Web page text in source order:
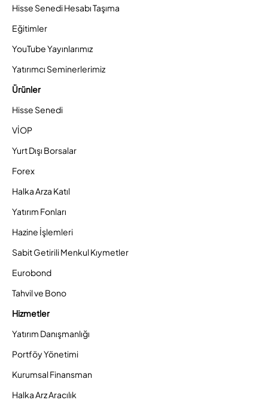
Hisse Senedi Hesabı Taşıma
Eğitimler
YouTube Yayınlarımız
Yatırımcı Seminerlerimiz
Ürünler
Hisse Senedi
VİOP
Yurt Dışı Borsalar
Forex
Halka Arza Katıl
Yatırım Fonları
Hazine İşlemleri
Sabit Getirili Menkul Kıymetler
Eurobond
Tahvil ve Bono
Hizmetler
Yatırım Danışmanlığı
Portföy Yönetimi
Kurumsal Finansman
Halka Arz Aracılık